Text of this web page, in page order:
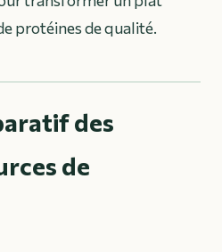
protéines de qualité.
des
de